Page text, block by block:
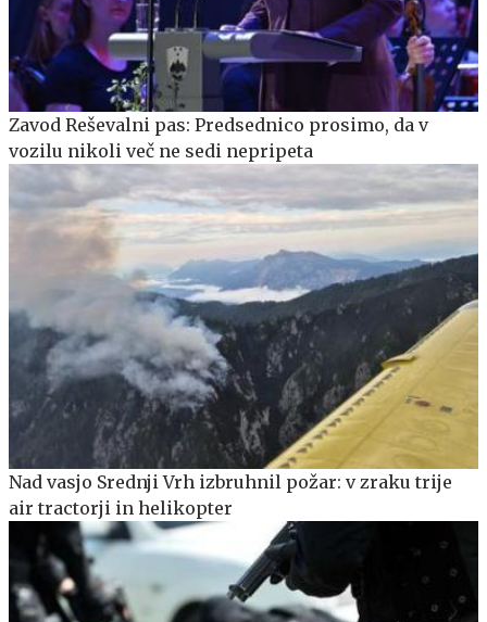
Zavod Reševalni pas: Predsednico prosimo, da v
vozilu nikoli več ne sedi nepripeta
Nad vasjo Srednji Vrh izbruhnil požar: v zraku trije
air tractorji in helikopter